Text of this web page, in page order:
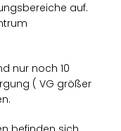
auf.
nur noch 10
( VG größer